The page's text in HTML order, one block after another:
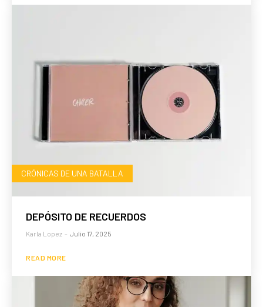
CRÓNICAS DE UNA BATALLA
DEPÓSITO DE RECUERDOS
Karla Lopez - Julio 17, 2025
READ MORE